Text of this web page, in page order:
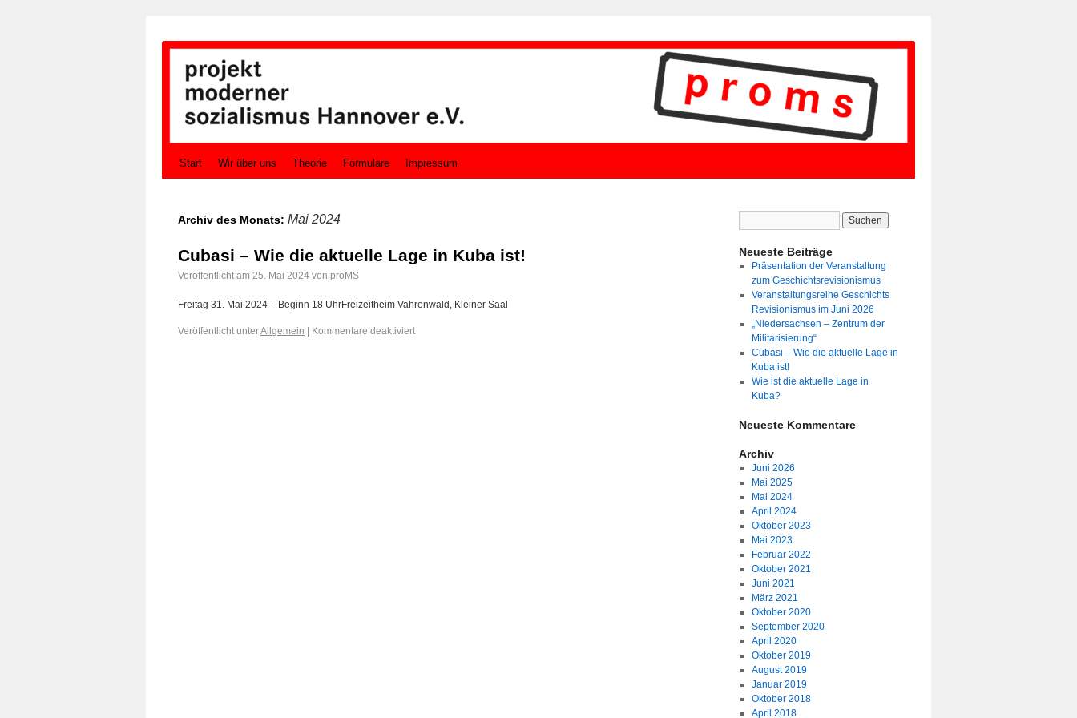
Start Wir über uns Theorie Formulare Impressum
Archiv des Monats: Mai 2024
Cubasi – Wie die aktuelle Lage in Kuba ist!
Veröffentlicht am 25. Mai 2024 von proMS
Freitag 31. Mai 2024 – Beginn 18 UhrFreizeitheim Vahrenwald, Kleiner Saal
Veröffentlicht unterAllgemein Kommentare deaktiviert
Neueste Beiträge
Präsentation der Veranstaltung
zum Geschichtsrevisionismus
Veranstaltungsreihe Geschichts
Revisionismus im Juni 2026
„Niedersachsen – Zentrum der
Militarisierung“
Cubasi – Wie die aktuelle Lage in
Kuba ist!
Wie ist die aktuelle Lage in
Kuba?
Neueste Kommentare
Archiv
Juni 2026
Mai 2025
Mai 2024
April 2024
Oktober 2023
Mai 2023
Februar 2022
Oktober 2021
Juni 2021
März 2021
Oktober 2020
September 2020
April 2020
Oktober 2019
August 2019
Januar 2019
Oktober 2018
April 2018